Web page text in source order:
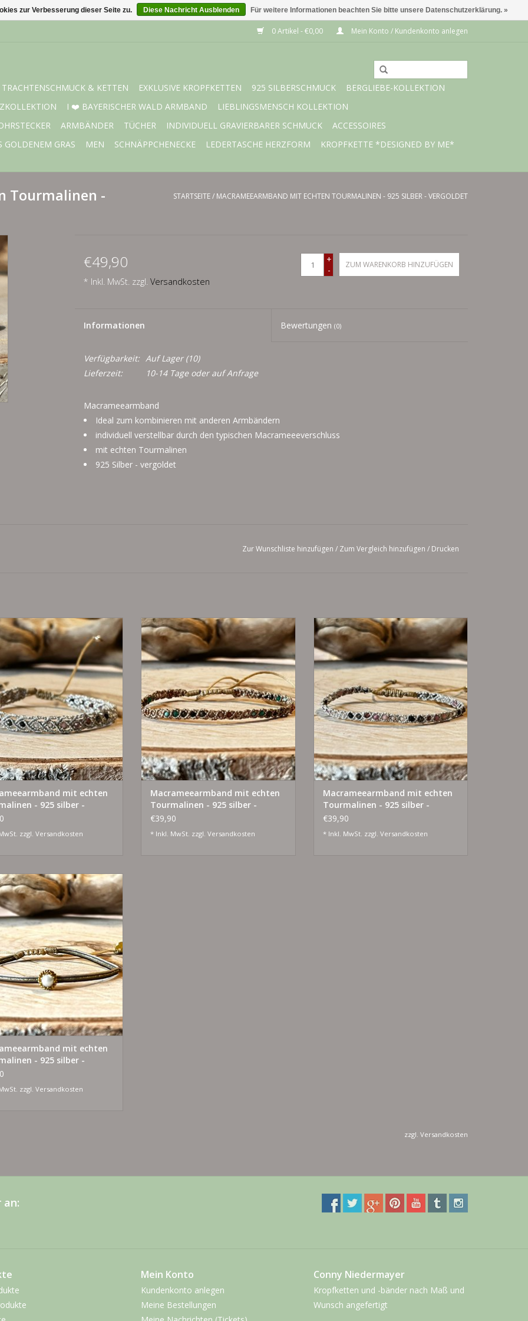
0 Artikel - €0,00 Mein Konto / Kundenkonto anlegen
TRACHTENSCHMUCK & KETTEN EXKLUSIVE KROPFKETTEN 925 SILBERSCHMUCK
BERGLIEBE-KOLLEKTION
I ❤️ BAYERISCHER WALD ARMBAND
LIEBLINGSMENSCH KOLLEKTION
ARMBÄNDER TÜCHER INDIVIDUELL GRAVIERBARER SCHMUCK
ACCESSOIRES
GOLDENEM GRAS
MEN SCHNÄPPCHENECKE LEDERTASCHE HERZFORM KROPFKETTE *DESIGNED BY ME*
Tourmalinen -
STARTSEITE/ MACRAMEEARMBAND MIT ECHTEN TOURMALINEN - 925 SILBER - VERGOLDET
€49,90
* Inkl. MwSt. zzgl. Versandkosten
+
-
ZUM WARENKORB HINZUFÜGEN
Informationen Bewertungen(0)
Verfügbarkeit: Auf Lager(10)
Lieferzeit:
10-14 Tage oder auf Anfrage
Macrameearmband
Ideal zum kombinieren mit anderen Armbändern
individuell verstellbar durch den typischen Macrameeeverschluss
mit echten Tourmalinen
925 Silber - vergoldet
Zur Wunschliste hinzufügen / Zum Vergleich hinzufügen / Drucken
individuell verstellbar
mit echten Tourmalinen
925 Silber - vergoldet
WARENKORB HINZUFÜGEN
mit echten
- 925 silber -
zzgl. Versandkosten
individuell verstellbar
mit echten Tourmalinen
925 Silber - vergoldet
ZUM WARENKORB HINZUFÜGEN
Macrameearmband mit echten
Tourmalinen - 925 silber -
vergoldet
€39,90
* Inkl. MwSt. zzgl. Versandkosten
individuell verstellbar
mit echten Tourmalinen
925 Silber - vergoldet
ZUM WARENKORB HINZUFÜGEN
Macrameearmband mit echten
Tourmalinen - 925 silber -
vergoldet
€39,90
* Inkl. MwSt. zzgl. Versandkosten
individuell verstellbar
mit echten Tourmalinen
925 Silber - vergoldet
WARENKORB HINZUFÜGEN
mit echten
- 925 silber -
zzgl. Versandkosten
zzgl. Versandkosten
an:
Mein Konto
Kundenkonto anlegen
Meine Bestellungen
Conny Niedermayer
Kropfketten und -bänder nach Maß und
Wunsch angefertigt
zur Verbesserung dieser Seite zu. Diese Nachricht Ausblenden Für weitere Informationen beachten Sie bitte unsere Datenschutzerklärung. »